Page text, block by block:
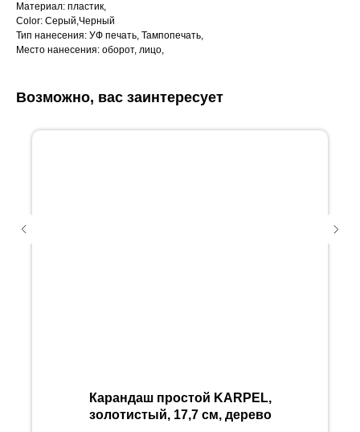
Материал: пластик,
Color: Серый,Черный
Тип нанесения: УФ печать, Тампопечать,
Место нанесения: оборот, лицо,
Возможно, вас заинтересует
Карандаш простой KARPEL,
золотистый, 17,7 см, дерево